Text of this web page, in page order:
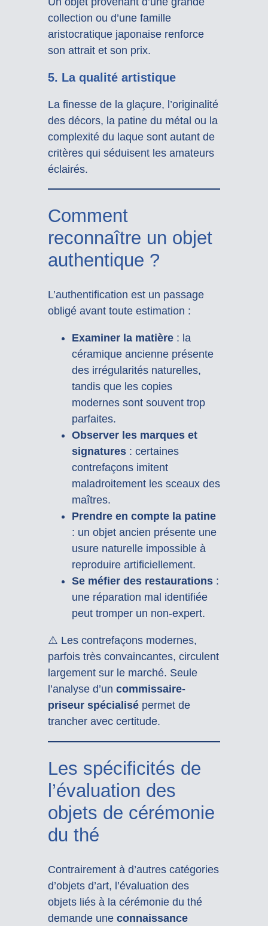
collection ou d’une famille
aristocratique japonaise renforce
son attrait et son prix.
5. La qualité artistique
La finesse de la glaçure, l’originalité
des décors, la patine du métal ou la
complexité du laque sont autant de
critères qui séduisent les amateurs
éclairés.
Comment
reconnaître un objet
authentique ?
L’authentification est un passage
obligé avant toute estimation :
Examiner la matière: la
céramique ancienne présente
des irrégularités naturelles,
tandis que les copies
modernes sont souvent trop
parfaites.
Observer les marques et
signatures: certaines
contrefaçons imitent
maladroitement les sceaux des
maîtres.
Prendre en compte la patine
: un objet ancien présente une
usure naturelle impossible à
reproduire artificiellement.
Se méfier des restaurations:
une réparation mal identifiée
peut tromper un non-expert.
⚠️ Les contrefaçons modernes,
parfois très convaincantes, circulent
largement sur le marché. Seule
l’analyse d’un commissaire-
priseur spécialisépermet de
trancher avec certitude.
Les spécificités de
l’évaluation des
objets de cérémonie
du thé
Contrairement à d’autres catégories
d’objets d’art, l’évaluation des
objets liés à la cérémonie du thé
demande une connaissance